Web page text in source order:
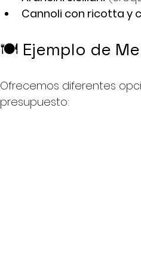
Cannoli con ricotta y
🍽️ Ejemplo de
Ofrecemos diferentes
presupuesto: